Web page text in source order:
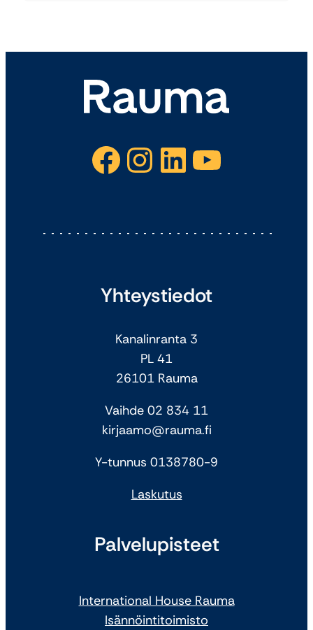
Facebook Instagram LinkedIn YouTube
Yhteystiedot
Kanalinranta 3
PL 41
26101 Rauma
Vaihde 02 834 11
kirjaamo@rauma.fi
Y-tunnus 0138780-9
Laskutus
Palvelupisteet
International House Rauma
Isännöintitoimisto